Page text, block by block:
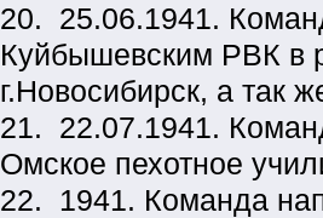
20. 25.06.1941.
Куйбышевским РВК в
г.Новосибирск, а так
21. 22.07.1941.
Омское пехотное
22. 1941. Команда